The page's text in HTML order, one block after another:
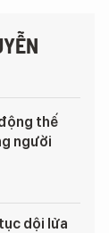
thế
người
dội lửa